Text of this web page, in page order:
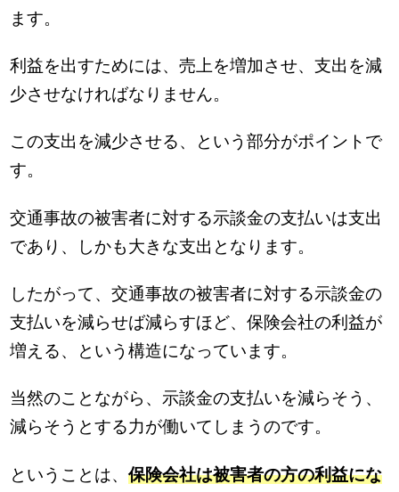
ます。
利益を出すためには、売上を増加させ、支出を減
少させなければなりません。
この支出を減少させる、という部分がポイントで
す。
交通事故の被害者に対する示談金の支払いは支出
であり、しかも大きな支出となります。
したがって、交通事故の被害者に対する示談金の
支払いを減らせば減らすほど、保険会社の利益が
増える、という構造になっています。
当然のことながら、示談金の支払いを減らそう、
減らそうとする力が働いてしまうのです。
ということは、保険会社は被害者の方の利益にな